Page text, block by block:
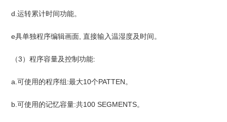
d.运转累计时间功能。
e具单独程序编辑画面, 直接输入温湿度及时间。
（3）程序容量及控制功能:
a.可使用的程序组:最大10个PATTEN。
b.可使用的记忆容量:共100 SEGMENTS。